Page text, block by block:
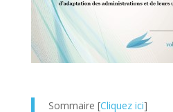
Sommaire [Cliquez ici]